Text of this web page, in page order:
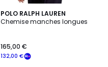
POLO RALPH LAUREN
Chemise manches longues
132,00 €
165,00 €
4,5
/ 5